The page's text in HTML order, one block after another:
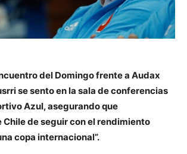
del Domingo frente a Audax
se sento en la sala de conferencias
Azul, asegurando que
Chile de seguir con el rendimiento
copa internacional”.